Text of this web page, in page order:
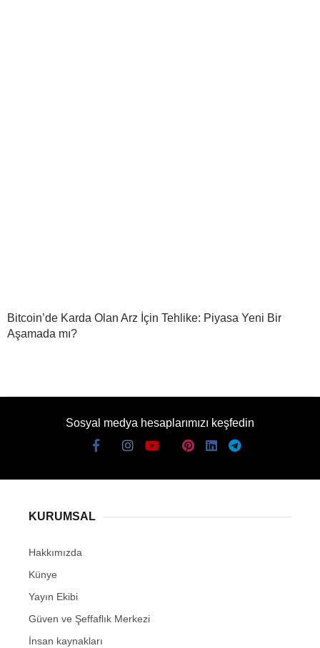
Bitcoin’de Karda Olan Arz İçin Tehlike: Piyasa Yeni Bir
Aşamada mı?
Sosyal medya hesaplarımızı keşfedin
KURUMSAL
Hakkımızda
Künye
Yayın Ekibi
Güven ve Şeffaflık Merkezi
İnsan kaynakları